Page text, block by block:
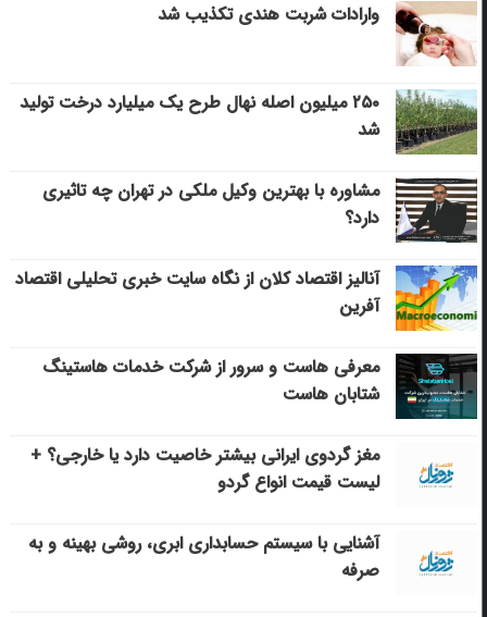
وارادات شربت هندی تکذیب شد
۲۵۰ میلیون اصله نهال طرح یک میلیارد درخت تولید
شد
مشاوره با بهترین وکیل ملکی در تهران چه تاثیری
دارد؟
آنالیز اقتصاد کلان از نگاه سایت خبری تحلیلی اقتصاد
آفرین
معرفی هاست و سرور از شرکت خدمات هاستینگ
شتابان هاست
مغز گردوی ایرانی بیشتر خاصیت دارد یا خارجی؟ +
لیست قیمت انواع گردو
آشنایی با سیستم حسابداری ابری، روشی بهینه و به
صرفه